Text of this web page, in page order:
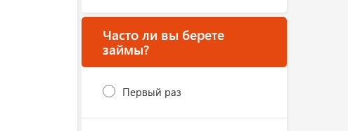
Часто ли вы берете
займы?
Первый раз